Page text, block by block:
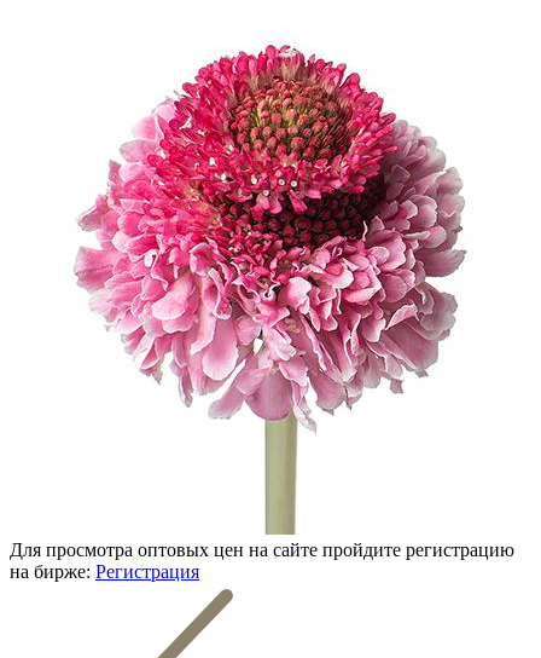
Для просмотра оптовых цен на сайте пройдите регистрацию
на бирже: Регистрация